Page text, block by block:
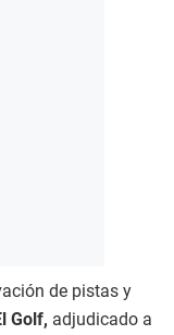
de pistas y
Golf, adjudicado a